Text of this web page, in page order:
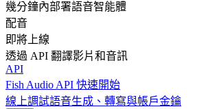
幾分鐘內部署語音智能體
配音
即將上線
透過 API 翻譯影片和音訊
API
Fish Audio API 快速開始
線上調試語音生成、轉寫與帳戶金鑰